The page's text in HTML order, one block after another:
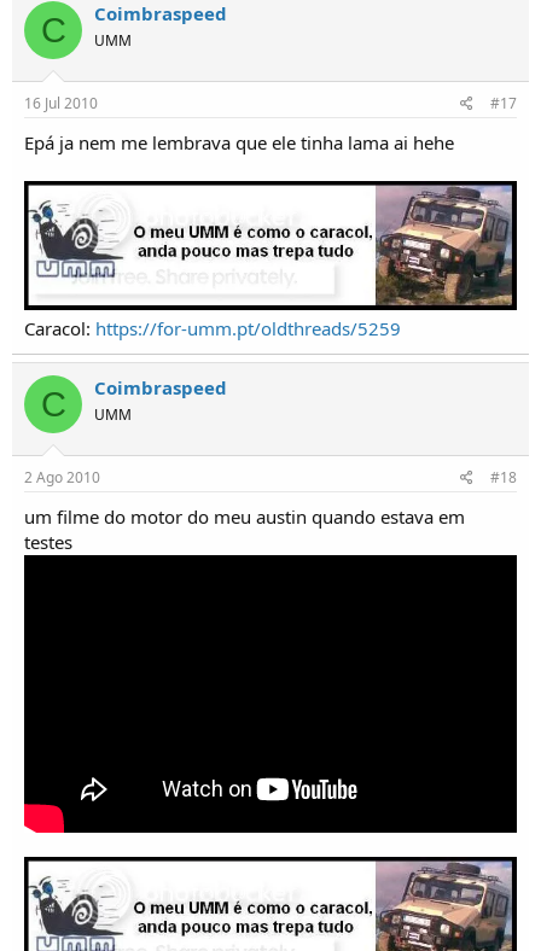
C Coimbraspeed
UMM
16 Jul 2010 #17
Epá ja nem me lembrava que ele tinha lama ai hehe
Caracol: https://for-umm.pt/oldthreads/5259
C Coimbraspeed
UMM
2 Ago 2010 #18
um filme do motor do meu austin quando estava em
testes